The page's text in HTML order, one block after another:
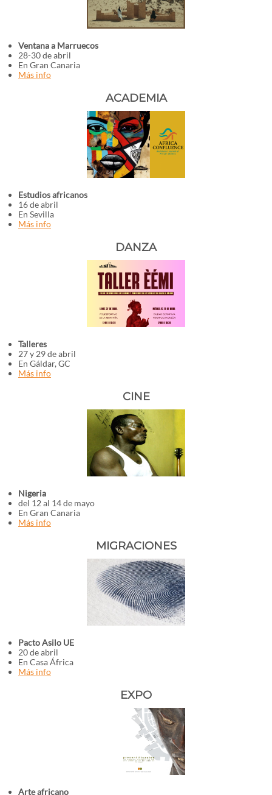
Ventana a Marruecos
28-30 de abril
En Gran Canaria
Más info
ACADEMIA
Estudios africanos
16 de abril
En Sevilla
Más info
DANZA
Talleres
27 y 29 de abril
En Gáldar, GC
Más info
CINE
Nigeria
del 12 al 14 de mayo
En Gran Canaria
Más info
MIGRACIONES
Pacto Asilo UE
20 de abril
En Casa África
Más info
EXPO
Arte africano